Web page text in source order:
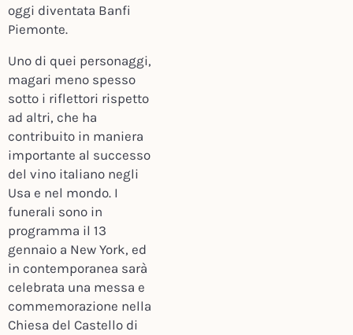
oggi diventata Banfi
Piemonte.
Uno di quei personaggi,
magari meno spesso
sotto i riflettori rispetto
ad altri, che ha
contribuito in maniera
importante al successo
del vino italiano negli
Usa e nel mondo. I
funerali sono in
programma il 13
gennaio a New York, ed
in contemporanea sarà
celebrata una messa e
commemorazione nella
Chiesa del Castello di